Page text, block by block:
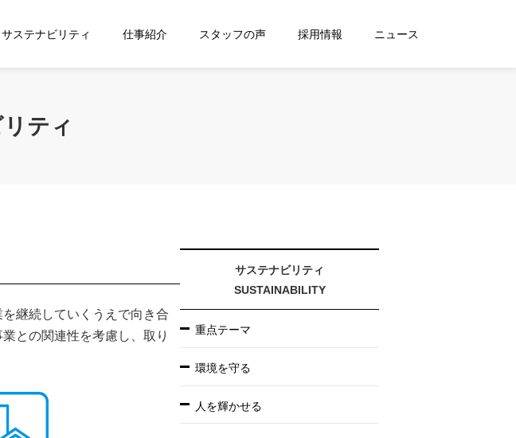
サステナビリティ 仕事紹介 スタッフの声 採用情報 ニュース
ティ
継続していくうえで向き合
との関連性を考慮し、取り
サステナビリティ
SUSTAINABILITY
重点テーマ
環境を守る
人を輝かせる